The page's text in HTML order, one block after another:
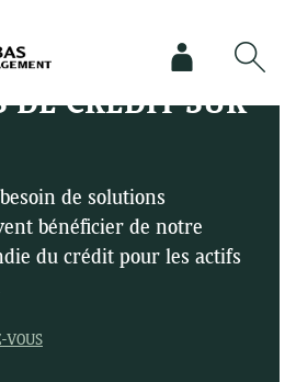
DE CRÉDIT SUR-
de solutions
bénéficier de notre
du crédit pour les actifs
VOUS